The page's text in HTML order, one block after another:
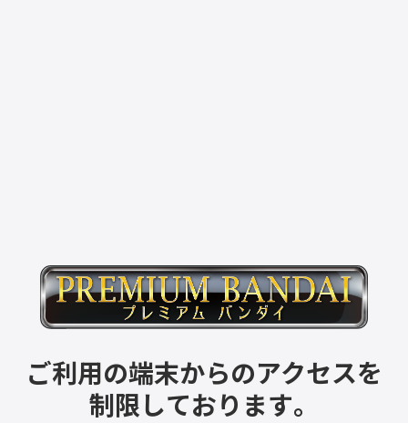
ご利用の端末からのアクセスを
制限しております。